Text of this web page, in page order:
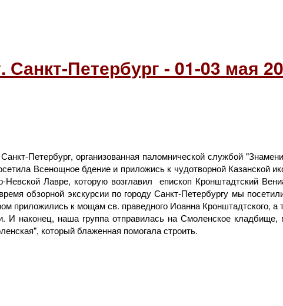
Петербург - 01-03 мая
Петербург, организованная паломнической службой
Всенощное бдение и приложись к чудотворной Казанской
Лавре, которую возглавил епископ Кронштадтский
обзорной экскурсии по городу Санкт-Петербургу мы
приложились к мощам св. праведного Иоанна Кронштадтского, а
И наконец, наша группа отправилась на Смоленское
который блаженная помогала строить.